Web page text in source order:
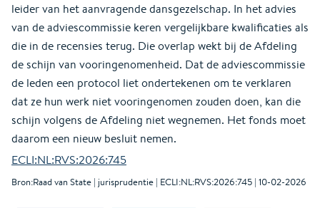
leider van het aanvragende dansgezelschap. In het advies
van de adviescommissie keren vergelijkbare kwalificaties als
die in de recensies terug. Die overlap wekt bij de Afdeling
de schijn van vooringenomenheid. Dat de adviescommissie
de leden een protocol liet ondertekenen om te verklaren
dat ze hun werk niet vooringenomen zouden doen, kan die
schijn volgens de Afdeling niet wegnemen. Het fonds moet
daarom een nieuw besluit nemen.
ECLI:NL:RVS:2026:745
Bron:Raad van State | jurisprudentie | ECLI:NL:RVS:2026:745 | 10-02-2026